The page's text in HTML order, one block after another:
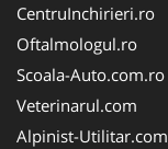
CentruInchirieri.ro
Oftalmologul.ro
Scoala-Auto.com.ro
Veterinarul.com
Alpinist-Utilitar.com